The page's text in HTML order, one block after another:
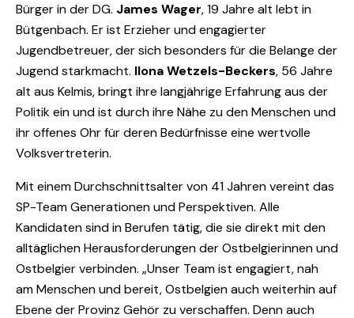
Bürger in der DG. James Wager, 19 Jahre alt lebt in
Bütgenbach. Er ist Erzieher und engagierter
Jugendbetreuer, der sich besonders für die Belange der
Jugend starkmacht. Ilona Wetzels-Beckers, 56 Jahre
alt aus Kelmis, bringt ihre langjährige Erfahrung aus der
Politik ein und ist durch ihre Nähe zu den Menschen und
ihr offenes Ohr für deren Bedürfnisse eine wertvolle
Volksvertreterin.
Mit einem Durchschnittsalter von 41 Jahren vereint das
SP-Team Generationen und Perspektiven. Alle
Kandidaten sind in Berufen tätig, die sie direkt mit den
alltäglichen Herausforderungen der Ostbelgierinnen und
Ostbelgier verbinden. „Unser Team ist engagiert, nah
am Menschen und bereit, Ostbelgien auch weiterhin auf
Ebene der Provinz Gehör zu verschaffen. Denn auch